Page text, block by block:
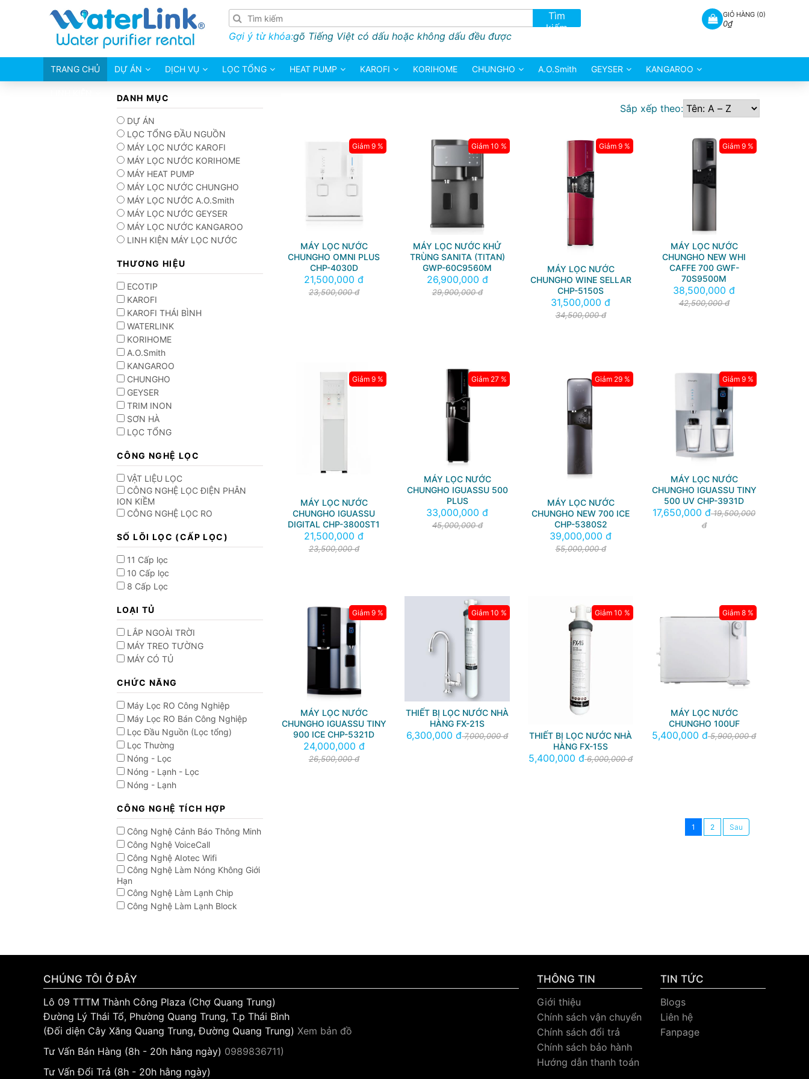
Tìm
kiếm
Gợi ý từ khóa:gõ Tiếng Việt có dấu hoặc không dấu đều được
GIỎ HÀNG (0)
0₫
TRANG CHỦ DỰ ÁN DỊCH VỤ LỌC TỔNG HEAT PUMP KAROFI KORIHOME CHUNGHO A.O.Smith GEYSER KANGAROO
Sắp xếp theo:
MÁY LỌC NƯỚC
CHUNGHO OMNI PLUS
CHP-4030D
21,500,000 đ
23,500,000 đ
Giảm 9 %
MÁY LỌC NƯỚC KHỬ
TRÙNG SANITA (TITAN)
GWP-60C9560M
26,900,000 đ
29,900,000 đ
Giảm 10 %
MÁY LỌC NƯỚC
CHUNGHO WINE SELLAR
CHP-5150S
31,500,000 đ
34,500,000 đ
Giảm 9 %
MÁY LỌC NƯỚC
CHUNGHO NEW WHI
CAFFE 700 GWF-
70S9500M
38,500,000 đ
42,500,000 đ
Giảm 9 %
MÁY LỌC NƯỚC
CHUNGHO IGUASSU
DIGITAL CHP-3800ST1
21,500,000 đ
23,500,000 đ
Giảm 9 %
MÁY LỌC NƯỚC
CHUNGHO IGUASSU 500
PLUS
33,000,000 đ
45,000,000 đ
Giảm 27 %
MÁY LỌC NƯỚC
CHUNGHO NEW 700 ICE
CHP-5380S2
39,000,000 đ
55,000,000 đ
Giảm 29 %
MÁY LỌC NƯỚC
CHUNGHO IGUASSU TINY
500 UV CHP-3931D
17,650,000 đ19,500,000
đ
Giảm 9 %
MÁY LỌC NƯỚC
CHUNGHO IGUASSU TINY
900 ICE CHP-5321D
24,000,000 đ
26,500,000 đ
Giảm 9 %
THIẾT BỊ LỌC NƯỚC NHÀ
HÀNG FX-21S
6,300,000 đ7,000,000 đ
Giảm 10 %
THIẾT BỊ LỌC NƯỚC NHÀ
HÀNG FX-15S
5,400,000 đ6,000,000 đ
Giảm 10 %
MÁY LỌC NƯỚC
CHUNGHO 100UF
5,400,000 đ5,900,000 đ
Giảm 8 %
1 2
DANH MỤC
DỰ ÁN
LỌC TỔNG ĐẦU NGUỒN
MÁY LỌC NƯỚC KAROFI
MÁY LỌC NƯỚC KORIHOME
MÁY HEAT PUMP
MÁY LỌC NƯỚC CHUNGHO
MÁY LỌC NƯỚC A.O.Smith
MÁY LỌC NƯỚC GEYSER
MÁY LỌC NƯỚC KANGAROO
LINH KIỆN MÁY LỌC NƯỚC
THƯƠNG HIỆU
ECOTIP
KAROFI
KAROFI THÁI BÌNH
WATERLINK
KORIHOME
A.O.Smith
KANGAROO
CHUNGHO
GEYSER
TRIM INON
SƠN HÀ
LỌC TỔNG
CÔNG NGHỆ LỌC
VẬT LIỆU LỌC
CÔNG NGHỆ LỌC ĐIỆN PHÂN
ION KIỀM
CÔNG NGHỆ LỌC RO
SỐ LÕI LỌC (CẤP LỌC)
11 Cấp lọc
10 Cấp lọc
8 Cấp Lọc
LOẠI TỦ
LẮP NGOÀI TRỜI
MÁY TREO TƯỜNG
MÁY CÓ TỦ
CHỨC NĂNG
Máy Lọc RO Công Nghiệp
Máy Lọc RO Bán Công Nghiệp
Lọc Đầu Nguồn (Lọc tổng)
Lọc Thường
Nóng - Lọc
Nóng - Lạnh - Lọc
Nóng - Lạnh
CÔNG NGHỆ TÍCH HỢP
Công Nghệ Cảnh Báo Thông Minh
Công Nghệ VoiceCall
Công Nghệ AIotec Wifi
Công Nghệ Làm Nóng Không Giới
Hạn
Công Nghệ Làm Lạnh Chip
Công Nghệ Làm Lạnh Block
CHÚNG TÔI Ở ĐÂY
Lô 09 TTTM Thành Công Plaza (Chợ Quang Trung)
Đường Lý Thái Tổ, Phường Quang Trung, T.p Thái Bình
(Đối diện Cây Xăng Quang Trung, Đường Quang Trung) Xem bản đồ
Tư Vấn Bán Hàng (8h - 20h hằng ngày) 0989836711)
Tư Vấn Đổi Trả (8h - 20h hằng ngày)
THÔNG TIN
Giới thiệu
Chính sách vận chuyển
Chính sách đổi trả
Chính sách bảo hành
Hướng dẫn thanh toán
TIN TỨC
Blogs
Liên hệ
Fanpage